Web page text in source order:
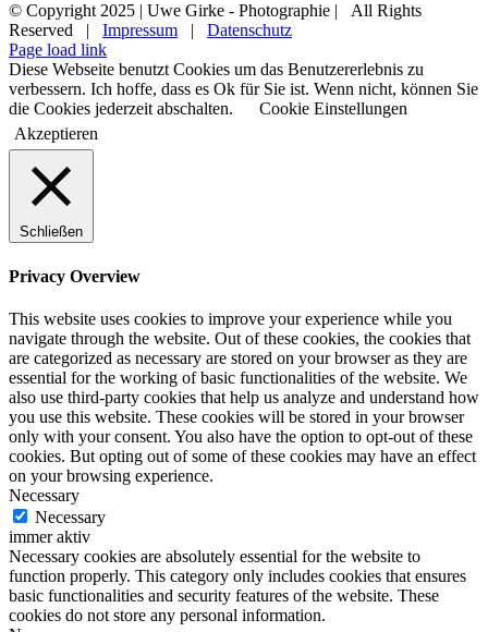
© Copyright 2025 | Uwe Girke - Photographie | All Rights
Reserved | Impressum | Datenschutz
Page load link
Diese Webseite benutzt Cookies um das Benutzererlebnis zu
verbessern. Ich hoffe, dass es Ok für Sie ist. Wenn nicht, können Sie
die Cookies jederzeit abschalten.
Cookie Einstellungen
Akzeptieren
Schließen
Privacy Overview
This website uses cookies to improve your experience while you
navigate through the website. Out of these cookies, the cookies that
are categorized as necessary are stored on your browser as they are
essential for the working of basic functionalities of the website. We
also use third-party cookies that help us analyze and understand how
you use this website. These cookies will be stored in your browser
only with your consent. You also have the option to opt-out of these
cookies. But opting out of some of these cookies may have an effect
on your browsing experience.
Necessary
Necessary
immer aktiv
Necessary cookies are absolutely essential for the website to
function properly. This category only includes cookies that ensures
basic functionalities and security features of the website. These
cookies do not store any personal information.